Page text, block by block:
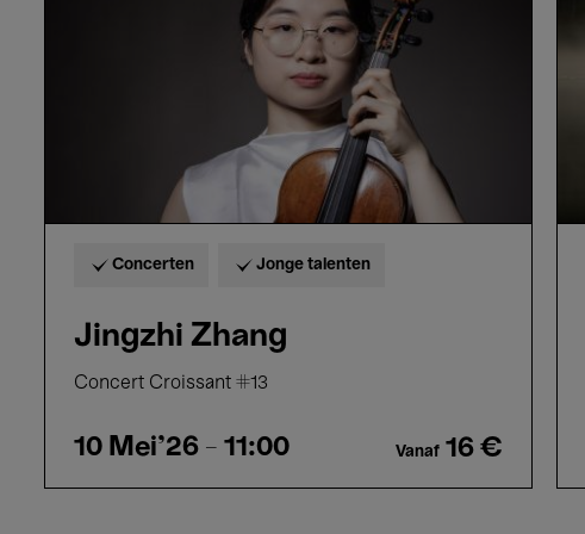
Concerten Jonge talenten
Jingzhi Zhang
Concert Croissant #13
10 Mei'26 - 11:00 Vanaf 16 €